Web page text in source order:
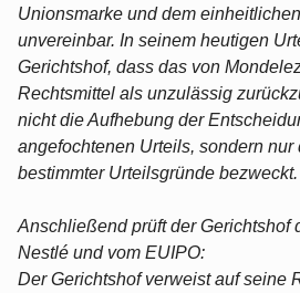
Unionsmarke und dem
unvereinbar. In seinem heutigen
Gerichtshof, dass das von
Rechtsmittel als unzulässig
nicht die Aufhebung der
angefochtenen Urteils, sondern nur
bestimmter Urteilsgründe bezweckt.
Anschließend prüft der Gerichtshof
Nestlé und vom EUIPO:
Der Gerichtshof verweist auf seine